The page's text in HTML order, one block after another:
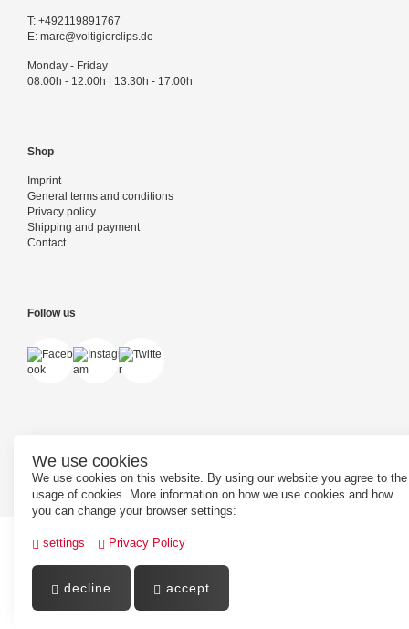
We use cookies
We use cookies on this website. By using our website you agree to the
usage of cookies. More information on how we use cookies and how
you can change your browser settings:
settings Privacy Policy
decline accept
T: +492119891767
E: marc@voltigierclips.de
Monday - Friday
08:00h - 12:00h | 13:30h - 17:00h
Shop
Imprint
General terms and conditions
Privacy policy
Shipping and payment
Contact
Follow us
Powered by PepperShop